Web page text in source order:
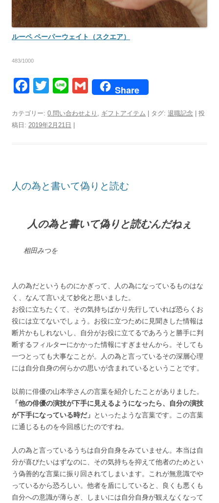
ルーペ ペーパーウェイト（スクエア）
483/1000
F
c
e
o
k
T
tt
er
Li
e
G
ail
Share
カテゴリー: 0.問い合わせより , ギフトアイテム | タグ: 退職記念 | 投
稿日: 2019年2月21日
人の為と書いて偽りと読む
人の為と書いて偽りと読むんだねぇ
相田みつを
人の為だというものにかぎって、人の為になっているものはな
く、なんて言いえて妙化と思いました。
お役に立ちたくて、その気持ちばかり先行していれば恐らくお
役には立てないでしょう。お役に立つために見聞きした情報は
断片かもしれないし、自分がお役に立てるであろうと勝手に判
断するフィルターにかかった情報にすぎませんから。そしても
一つとっても大事なことが。人の為と言っているその深層心理
には自分自身の何らかの思いが含まれているということです。
以前に俳優の山本学さんの言葉を紹介したことがありました。
「他の俳優の演技が下手に見えるようになったら、自分の演技
が下手になっている時だ」 といったような言葉です。この言葉
に通じるものを今回感じたのですね。
人の為と言っているうちは自分自身をみていません。本当は自
分が喜びたいはずなのに、その気持ちを抑えて他者のためとい
う偽善的な言葉に振り回されてしまいます。これが無意識でや
っているから恐ろしい。他者を盾にしていると、良くも悪くも
自分への意識が薄らぎ、しまいには自分自身が観えなくなって